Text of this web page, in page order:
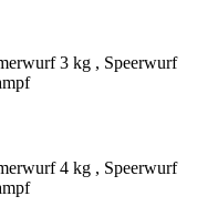
3 kg , Speerwurf
4 kg , Speerwurf